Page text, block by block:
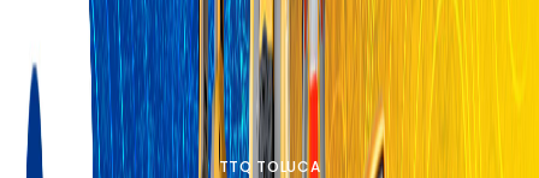
TTQ TOLUCA